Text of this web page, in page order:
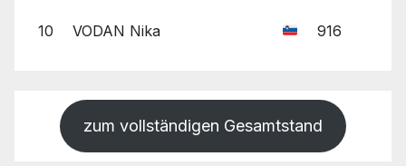
10 VODAN Nika 916
zum vollständigen Gesamtstand